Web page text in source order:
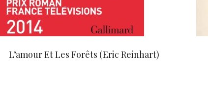
L’amour Et Les Forêts (Eric Reinhart)